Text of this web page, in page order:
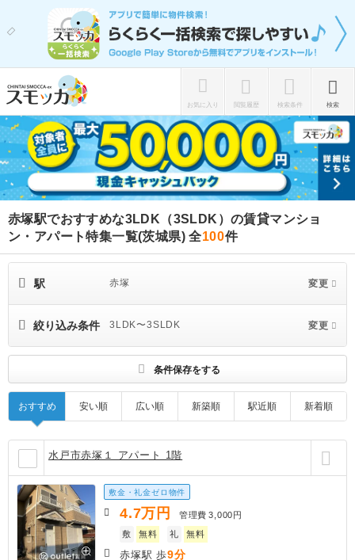
お気に入り 閲覧履歴 検索条件 検索
赤塚駅でおすすめな3LDK（3SLDK）の賃貸マンショ
ン・アパート特集一覧(茨城県)全100件
駅 赤塚 変更
絞り込み条件 3LDK〜3SLDK 変更
条件保存をする
おすすめ 安い順 広い順 新築順 駅近順 新着順
水戸市赤塚１ アパート 1階
敷金・礼金ゼロ物件
4.7万円 管理費 3,000円
敷
無料 礼 無料
赤塚駅 歩9分